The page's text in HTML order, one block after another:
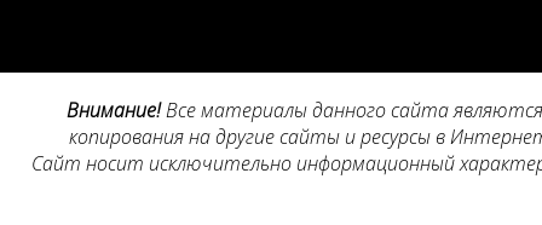
Внимание!Все материалы данного сайта
копирования на другие сайты и ресурсы в
Сайт носит исключительно информационный